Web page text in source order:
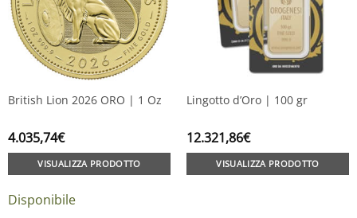
British Lion 2026 ORO | 1 Oz
4.035,74€
VISUALIZZA PRODOTTO
Disponibile
Lingotto d’Oro | 100 gr
12.321,86€
VISUALIZZA PRODOTTO